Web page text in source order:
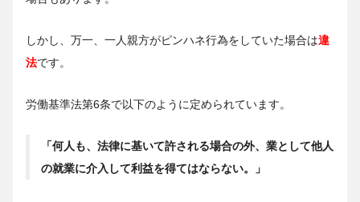
しかし、万一、一人親方がピンハネ行為をしていた場合は違
法です。
労働基準法第6条で以下のように定められています。
「何人も、法律に基いて許される場合の外、業として他人
の就業に介入して利益を得てはならない。」